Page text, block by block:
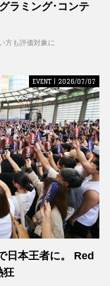
ラミング･コンテ
方も評価対象に
EVENT | 2026/07/07
日本王者に。 Red
狂